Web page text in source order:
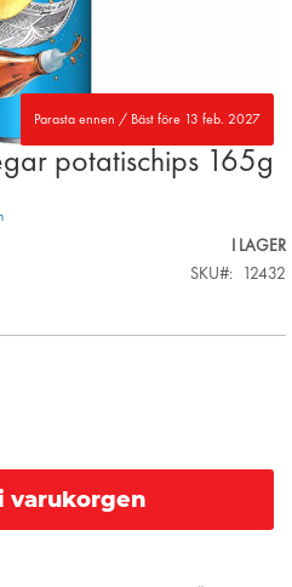
Parasta ennen / Bäst före 13 feb. 2027
potatischips 165g
I LAGER
SKU
12432
varukorgen